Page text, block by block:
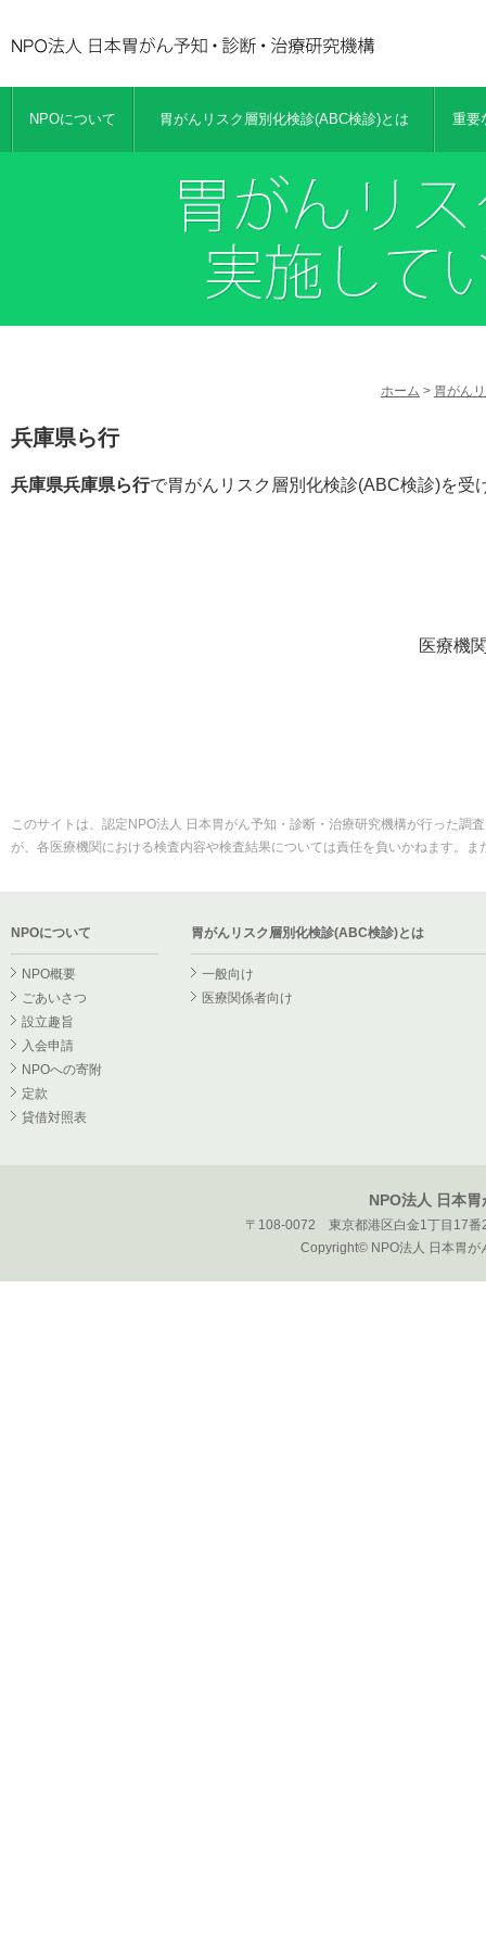
NPOについて 胃がんリスク層別化検診(ABC検診)とは 重要
ホーム > 胃がん
兵庫県ら行
兵庫県兵庫県ら行で胃がんリスク層別化検診(ABC検診)を受
医療機
このサイトは、認定NPO法人 日本胃がん予知・診断・治療研究機構が行った
が、各医療機関における検査内容や検査結果については責任を負いかねます。
NPOについて
NPO概要
ごあいさつ
設立趣旨
入会申請
NPOへの寄附
定款
貸借対照表
胃がんリスク層別化検診(ABC検診)とは
一般向け
医療関係者向け
NPO法人 日本
〒108-0072 東京都港区白金1丁目17
Copyright© NPO法人 日本胃が